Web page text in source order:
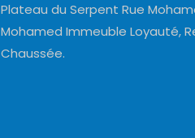
Plateau du Serpent Rue
Mohamed Immeuble Loyauté,
Chaussée.